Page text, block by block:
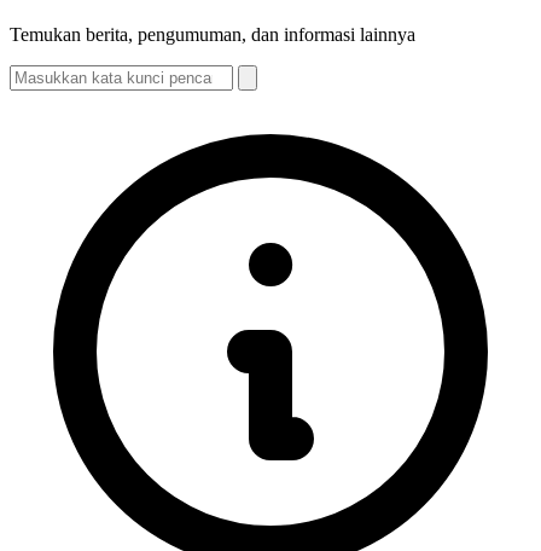
Temukan berita, pengumuman, dan informasi lainnya